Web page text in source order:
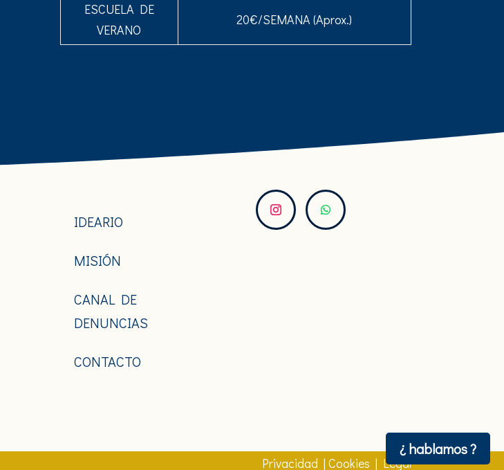
ESCUELA DE
VERANO
20€/SEMANA (Aprox.)
IDEARIO
MISIÓN
CANAL DE
DENUNCIAS
CONTACTO
¿ hablamos ?
Privacidad | Cookies | Legal